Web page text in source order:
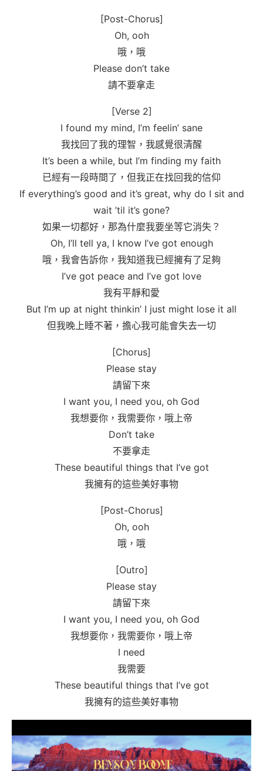
[Post-Chorus]
Oh, ooh
哦，哦
Please don’t take
請不要拿走
[Verse 2]
I found my mind, I’m feelin’ sane
我找回了我的理智，我感覺很清醒
It’s been a while, but I’m finding my faith
已經有一段時間了，但我正在找回我的信仰
If everything’s good and it’s great, why do I sit and
wait ’til it’s gone?
如果一切都好，那為什麼我要坐等它消失？
Oh, I’ll tell ya, I know I’ve got enough
哦，我會告訴你，我知道我已經擁有了足夠
I’ve got peace and I’ve got love
我有平靜和愛
But I’m up at night thinkin’ I just might lose it all
但我晚上睡不著，擔心我可能會失去一切
[Chorus]
Please stay
請留下來
I want you, I need you, oh God
我想要你，我需要你，哦上帝
Don’t take
不要拿走
These beautiful things that I’ve got
我擁有的這些美好事物
[Post-Chorus]
Oh, ooh
哦，哦
[Outro]
Please stay
請留下來
I want you, I need you, oh God
我想要你，我需要你，哦上帝
I need
我需要
These beautiful things that I’ve got
我擁有的這些美好事物